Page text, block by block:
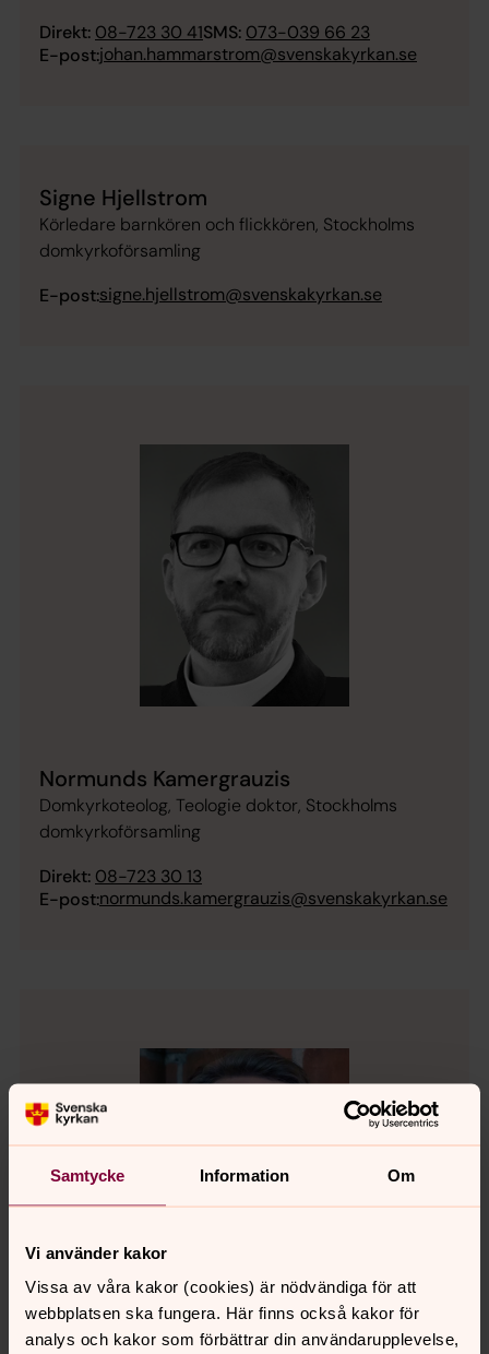
Samtycke Information Om
Vi använder kakor
Vissa av våra kakor (cookies) är nödvändiga för att
webbplatsen ska fungera. Här finns också kakor för
analys och kakor som förbättrar din användarupplevelse,
Direkt: 08-723 30 41SMS: 073-039 66 23
E-post:johan.hammarstrom@svenskakyrkan.se
Signe Hjellstrom
Körledare barnkören och flickkören, Stockholms
domkyrkoförsamling
E-post:signe.hjellstrom@svenskakyrkan.se
Normunds Kamergrauzis
Domkyrkoteolog, Teologie doktor, Stockholms
domkyrkoförsamling
Direkt: 08-723 30 13
E-post:normunds.kamergrauzis@svenskakyrkan.se